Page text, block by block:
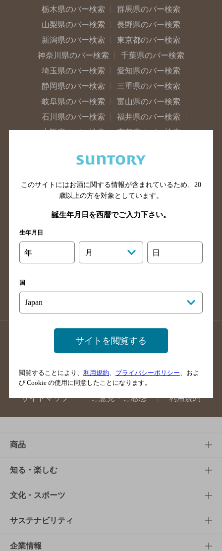
栃木県のバー検索
群馬県のバー検索
山梨県のバー検索
長野県のバー検索
新潟県のバー検索
東京都のバー検索
神奈川県のバー検索
千葉県のバー検索
埼玉県のバー検索
愛知県のバー検索
静岡県のバー検索
三重県のバー検索
岐阜県のバー検索
富山県のバー検索
石川県のバー検索
福井県のバー検索
大阪府のバー検索
京都府のバー検索
滋賀県のバー検索
和歌山県のバー検索
山口県のバー検索
鳥取県のバー検索
島根県のバー検索
徳島県のバー検索
高知県のバー検索
福岡県のバー検索
長崎県のバー検索
佐賀県のバー検索
店舗登録方法のご案内
店舗情報更新方法のご案内
掲載店舗様ログイン
サイトマップ ご意見・ご感想 利用規約
商品
商品TOP
商品一覧
商品発売情報
栄養成分一覧
知る・楽しむ
知る・楽しむTOP
キャンペーン
工場見学
文化・スポーツ
文化・スポーツTOP
サントリーホール
サステナビリティ
サステナビリティTOP
企業情報
このサイトにはお酒に関する情報が含まれているため、 20
歳以上の方を対象としています。
誕生年月日を西暦でご入力下さい。
生年月日
年 月 日
国
サイトを閲覧する
閲覧することにより、 利用規約 プライバシーポリシー 、およ
び Cookie の使用に同意したことになります。